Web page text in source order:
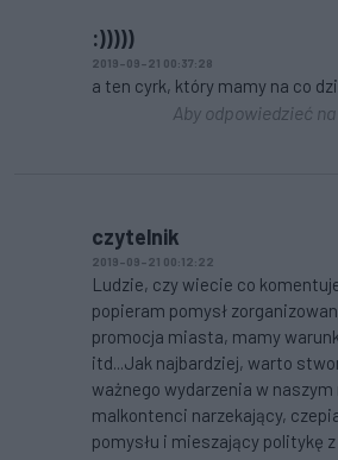
:)))))
2019-09-21 00:37:28
a ten cyrk, który mamy na co
Aby odpowiedzieć
czytelnik
2019-09-21 00:12:22
Ludzie, czy wiecie co
popieram pomysł
promocja miasta, mamy
itd...Jak najbardziej, warto
ważnego wydarzenia w naszym
malkontenci narzekający,
pomysłu i mieszający politykę